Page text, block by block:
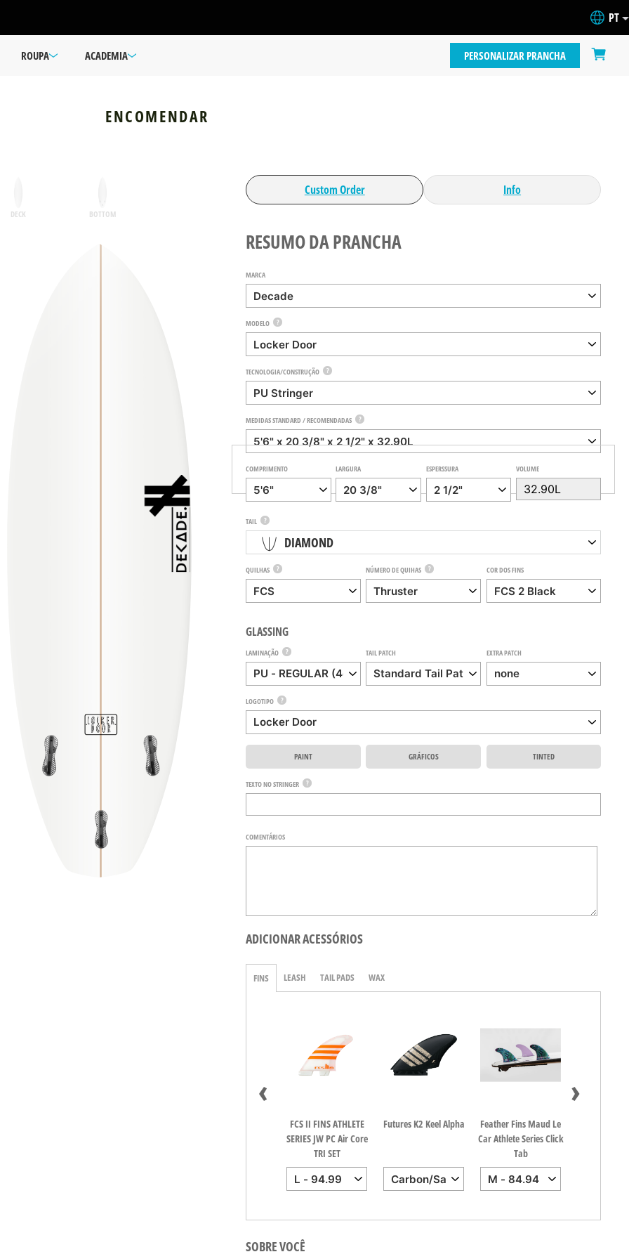
PT
ROUPA ACADEMIA PERSONALIZAR PRANCHA
ENCOMENDAR
DECK BOTTOM
Custom Order Info
RESUMO DA PRANCHA
MARCA
MODELO ?
TECNOLOGIA/CONSTRUÇÃO ?
MEDIDAS STANDARD / RECOMENDADAS ?
COMPRIMENTO LARGURA ESPERSSURA VOLUME
TAIL ?
DIAMOND
QUILHAS ? NÚMERO DE QUIHAS ? COR DOS FINS
GLASSING
LAMINAÇÃO ? TAIL PATCH EXTRA PATCH
LOGOTIPO ?
PAINT GRÁFICOS TINTED
TEXTO NO STRINGER ?
COMENTÁRIOS
ADICIONAR ACESSÓRIOS
FINS LEASH TAIL PADS WAX
FCS II FINS ATHLETE
SERIES JW PC Air Core
TRI SET
Futures K2 Keel Alpha
Feather Fins Maud Le
Car Athlete Series Click
Tab
‹ ›
SOBRE VOCÊ